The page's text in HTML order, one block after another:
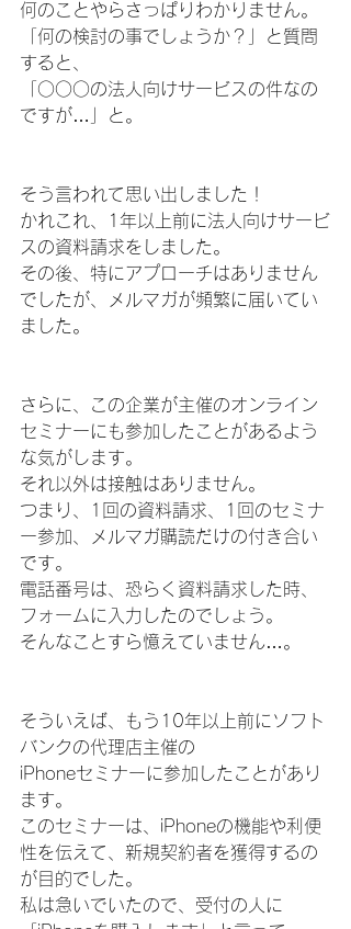
何のことやらさっぱりわかりません。
「何の検討の事でしょうか？」と質問
すると、
「○○○の法人向けサービスの件なの
ですが…」と。
そう言われて思い出しました！
かれこれ、1年以上前に法人向けサービ
スの資料請求をしました。
その後、特にアプローチはありません
でしたが、メルマガが頻繁に届いてい
ました。
さらに、この企業が主催のオンライン
セミナーにも参加したことがあるよう
な気がします。
それ以外は接触はありません。
つまり、1回の資料請求、1回のセミナ
ー参加、メルマガ購読だけの付き合い
です。
電話番号は、恐らく資料請求した時、
フォームに入力したのでしょう。
そんなことすら憶えていません…。
そういえば、もう10年以上前にソフト
バンクの代理店主催の
iPhoneセミナーに参加したことがあり
ます。
このセミナーは、iPhoneの機能や利便
性を伝えて、新規契約者を獲得するの
が目的でした。
私は急いでいたので、受付の人に